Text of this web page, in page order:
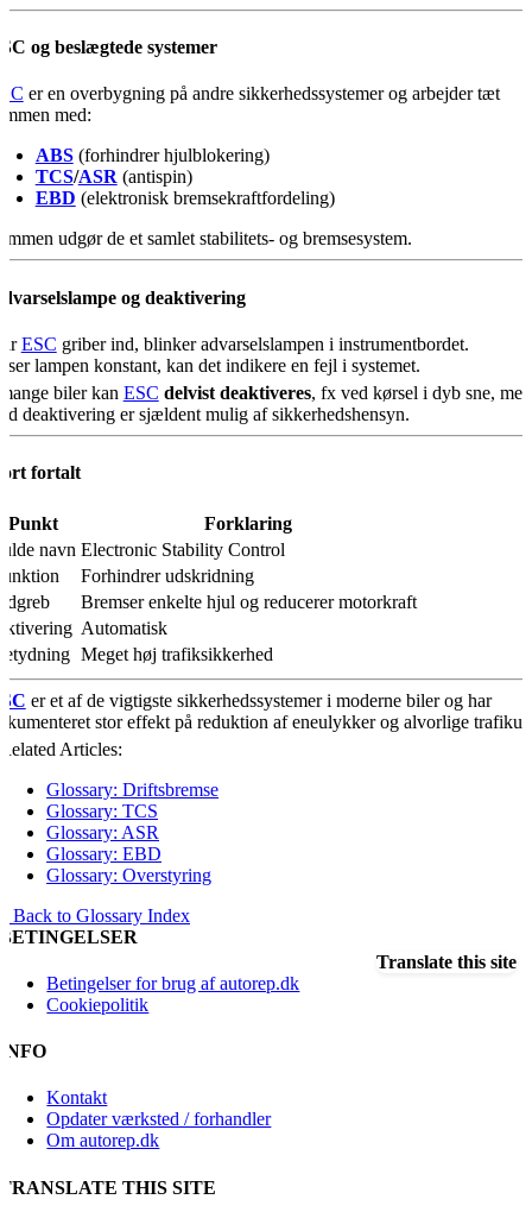
og beslægtede systemer
er en overbygning på andre sikkerhedssystemer og arbejder tæt
med:
ABS(forhindrer hjulblokering)
TCS/ASR(antispin)
EBD (elektronisk bremsekraftfordeling)
udgør de et samlet stabilitets- og bremsesystem.
og deaktivering
ESC griber ind, blinker advarselslampen i instrumentbordet.
lampen konstant, kan det indikere en fejl i systemet.
biler kan ESC delvist deaktiveres, fx ved kørsel i dyb sne, men
deaktivering er sjældent mulig af sikkerhedshensyn.
fortalt
Punkt
Forklaring
navn Electronic Stability Control
Forhindrer udskridning
Bremser enkelte hjul og reducerer motorkraft
Automatisk
Meget høj trafiksikkerhed
er et af de vigtigste sikkerhedssystemer i moderne biler og har
stor effekt på reduktion af eneulykker og alvorlige
Related Articles:
Glossary: Driftsbremse
Glossary: TCS
Glossary: ASR
Glossary: EBD
Glossary: Overstyring
« Back to Glossary Index
Translate this site
BETINGELSER
Betingelser for brug af autorep.dk
Cookiepolitik
INFO
Kontakt
Opdater værksted / forhandler
Om autorep.dk
TRANSLATE THIS SITE